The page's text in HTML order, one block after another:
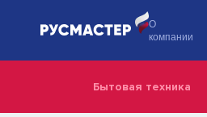
О
компании
Бытовая техника